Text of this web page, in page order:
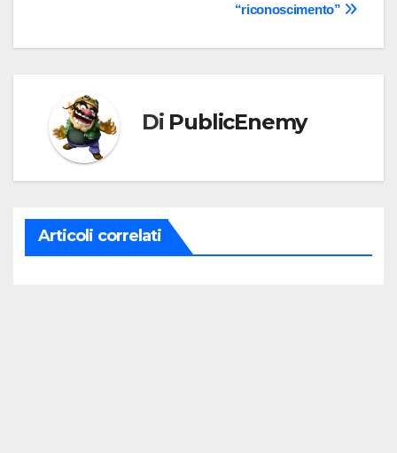
“riconoscimento”
Di PublicEnemy
Articoli correlati